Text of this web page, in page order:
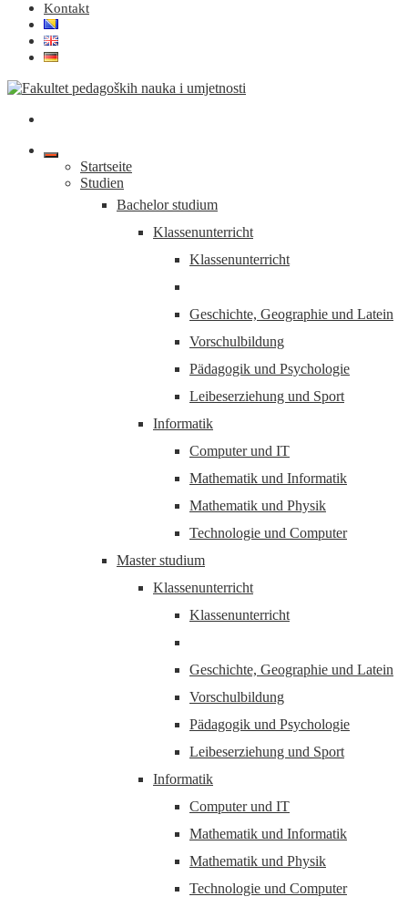
Kontakt
Startseite
Studien
Bachelor studium
Klassenunterricht
Klassenunterricht
Geschichte, Geographie und Latein
Vorschulbildung
Pädagogik und Psychologie
Leibeserziehung und Sport
Informatik
Computer und IT
Mathematik und Informatik
Mathematik und Physik
Technologie und Computer
Master studium
Klassenunterricht
Klassenunterricht
Geschichte, Geographie und Latein
Vorschulbildung
Pädagogik und Psychologie
Leibeserziehung und Sport
Informatik
Computer und IT
Mathematik und Informatik
Mathematik und Physik
Technologie und Computer